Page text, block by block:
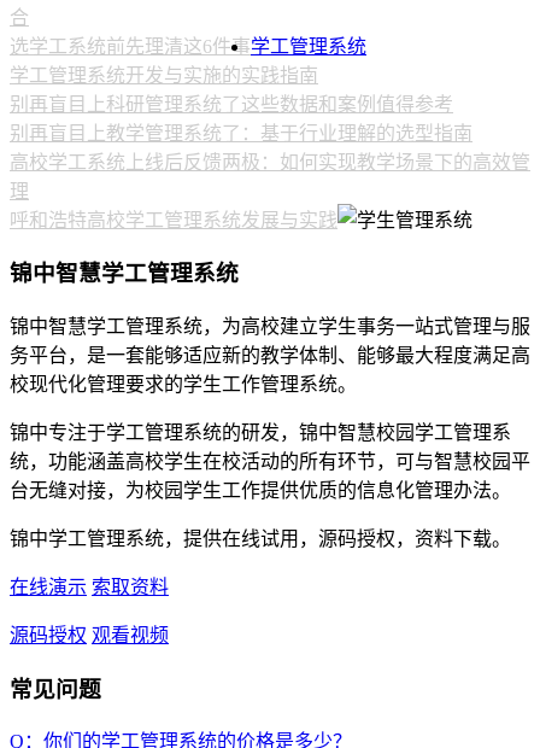
合
选学工系统前先理清这6件事
学工管理系统开发与实施的实践指南
别再盲目上科研管理系统了这些数据和案例值得参考
别再盲目上教学管理系统了：基于行业理解的选型指南
高校学工系统上线后反馈两极：如何实现教学场景下的高效管
理
呼和浩特高校学工管理系统发展与实践
学工管理系统
锦中智慧学工管理系统
锦中智慧学工管理系统，为高校建立学生事务一站式管理与服
务平台，是一套能够适应新的教学体制、能够最大程度满足高
校现代化管理要求的学生工作管理系统。
锦中专注于学工管理系统的研发，锦中智慧校园学工管理系
统，功能涵盖高校学生在校活动的所有环节，可与智慧校园平
台无缝对接，为校园学生工作提供优质的信息化管理办法。
锦中学工管理系统，提供在线试用，源码授权，资料下载。
在线演示 索取资料
源码授权 观看视频
常见问题
Q：你们的学工管理系统的价格是多少？